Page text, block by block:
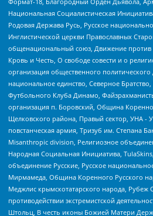
Национальная Социалистическая
Родовая Держава Русь, Русское
Инглистической церкви Православных
общенациональный союз, Движение против
Кровь и Честь, О свободе совести и о
организация общественного политического
национальное единство, Северное
Футбольного Клуба Динамо,
организация п. Боровский, Община
Щелковского района, Правый сектор, УНА -
повстанческая армия, Тризуб им. Степана
Misanthropic division, Религиозное
Народная Социальная Инициатива,
объединение Русские, Русское
Мирмамеда, Община Коренного Русского
Меджлис крымскотатарского народа, Рубеж
противодействии экстремистской
Штольц, В честь иконы Божией Матери